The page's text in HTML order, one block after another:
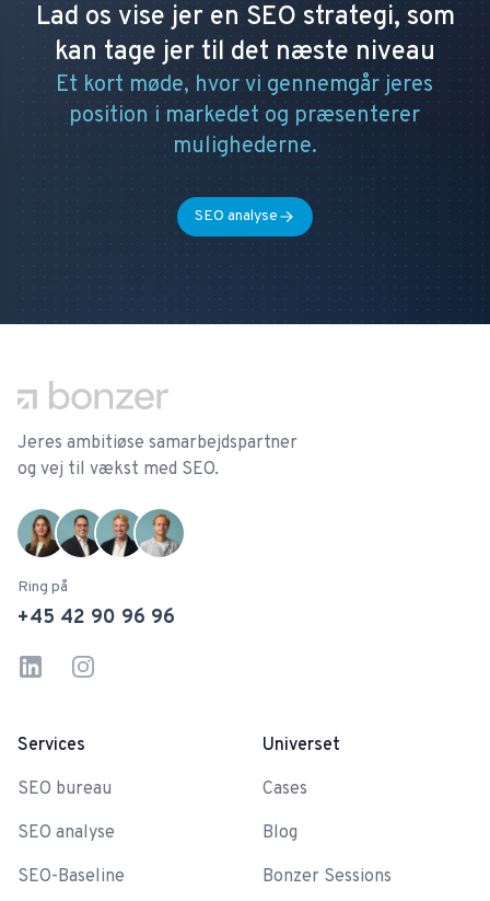
Lad os vise jer en SEO strategi, som
kan tage jer til det næste niveau
Et kort møde, hvor vi gennemgår jeres
position i markedet og præsenterer
mulighederne.
SEO analyse
Jeres ambitiøse samarbejdspartner
og vej til vækst med SEO.
Ring på
+45 42 90 96 96
LinkedinInstagram
Services
SEO bureau
SEO analyse
SEO-Baseline
Universet
Cases
Blog
Bonzer Sessions